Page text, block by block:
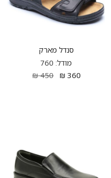
סנדל מארק
מודל: 760
₪ 360
₪450